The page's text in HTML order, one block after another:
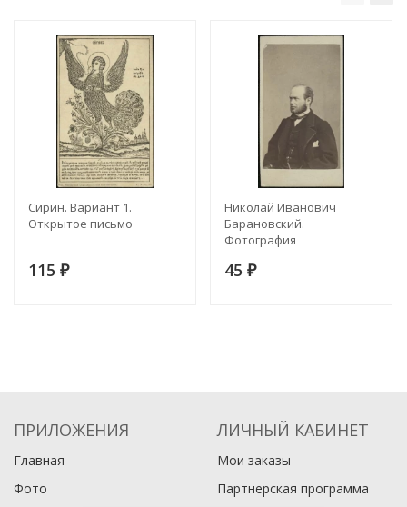
Сирин. Вариант 1.
Открытое письмо
115 ₽
Николай Иванович
Барановский.
Фотография
45 ₽
ПРИЛОЖЕНИЯ
Главная
Фото
ЛИЧНЫЙ КАБИНЕТ
Мои заказы
Партнерская программа